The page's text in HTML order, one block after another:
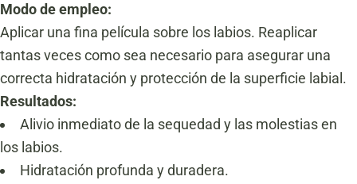
Modo de empleo:
Aplicar una fina película sobre los labios. Reaplicar
tantas veces como sea necesario para asegurar una
correcta hidratación y protección de la superficie labial.
Resultados:
Alivio inmediato de la sequedad y las molestias en
los labios.
Hidratación profunda y duradera.